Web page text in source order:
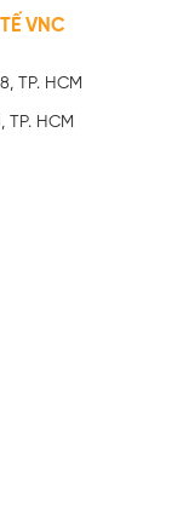
VNC
TP. HCM
TP. HCM